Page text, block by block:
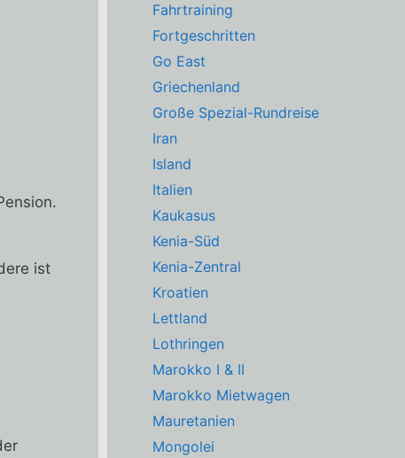
ist
Fahrtraining
Fortgeschritten
Go East
Griechenland
Große Spezial-Rundreise
Iran
Island
Italien
Kaukasus
Kenia-Süd
Kenia-Zentral
Kroatien
Lettland
Lothringen
Marokko I & II
Marokko Mietwagen
Mauretanien
Mongolei